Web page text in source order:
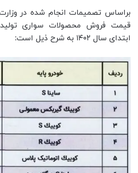
براساس تصمیمات انجام شده در
قیمت فروش محصولات سواری تولید
ابتدای سال ۱۴۰۲ به شرح ذیل است: